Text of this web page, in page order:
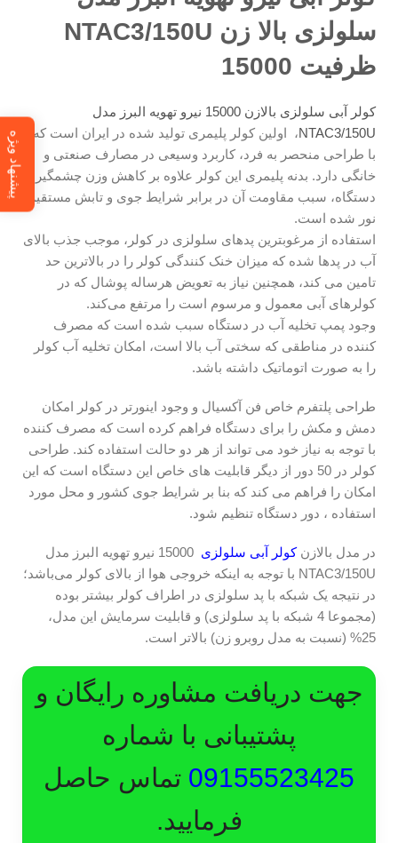
سلولزی بالا زن NTAC3/150U
ظرفیت 15000
کولر آبی سلولزی بالازن 15000 نیرو تهویه البرز مدل
NTAC3/150U، اولین کولر پلیمری تولید شده در ایران است که
با طراحی منحصر به فرد، کاربرد وسیعی در مصارف صنعتی و
خانگی دارد. بدنه پلیمری این کولر علاوه بر کاهش وزن چشمگیر
دستگاه، سبب مقاومت آن در برابر شرایط جوی و تابش مستقیم
نور شده است.
استفاده از مرغوبترین پدهای سلولزی در کولر، موجب جذب بالای
آب در پدها شده که میزان خنک کنندگی کولر را در بالاترین حد
تامین می کند، همچنین نیاز به تعویض هرساله‌ پوشال که در
کولرهای آبی معمول و مرسوم است را مرتفع می‌کند.
وجود پمپ تخلیه آب در دستگاه سبب شده است که مصرف
کننده در مناطقی که سختی آب بالا است، امکان تخلیه آب کولر
را به صورت اتوماتیک داشته باشد.
طراحی پلتفرم خاص فن آکسیال و وجود اینورتر در کولر امکان
دمش و مکش را برای دستگاه فراهم کرده است که مصرف کننده
با توجه به نیاز خود می تواند از هر دو حالت استفاده کند. طراحی
کولر در 50 دور از دیگر قابلیت های خاص این دستگاه است که این
امکان را فراهم می کند که بنا بر شرایط جوی کشور و محل مورد
استفاده ، دور دستگاه تنظیم شود.
در مدل بالازنکولر آبی سلولزی
15000 نیرو تهویه البرز مدل
NTAC3/150U با توجه به اینکه خروجی هوا از بالای کولر می‌باشد؛
در نتیجه یک شبکه با پد سلولزی در اطراف کولر بیشتر بوده
(مجموعا 4 شبکه با پد سلولزی) و قابلیت سرمایش این مدل،
25% (نسبت به مدل روبرو زن) بالاتر است.
جهت دریافت مشاوره رایگان و
پشتیبانی با شماره
09155523425 تماس حاصل
فرمایید.
پیشنهاد ویژه